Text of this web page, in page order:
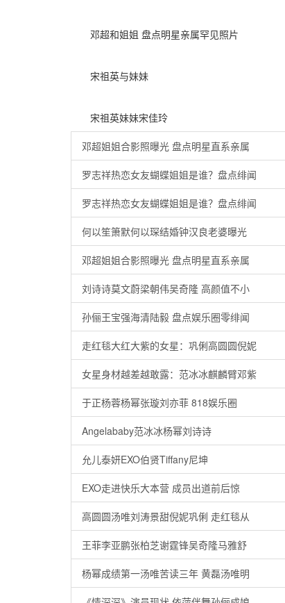
邓超和姐姐 盘点明星亲属罕见照片
宋祖英与妹妹
宋祖英妹妹宋佳玲
邓超姐姐合影照曝光 盘点明星直系亲属
罗志祥热恋女友蝴蝶姐姐是谁？盘点绯闻
罗志祥热恋女友蝴蝶姐姐是谁？盘点绯闻
何以笙箫默何以琛结婚钟汉良老婆曝光
邓超姐姐合影照曝光 盘点明星直系亲属
刘诗诗莫文蔚梁朝伟吴奇隆 高颜值不小
孙俪王宝强海清陆毅 盘点娱乐圈零绯闻
走红毯大红大紫的女星：巩俐高圆圆倪妮
女星身材越差越敢露：范冰冰麒麟臂邓紫
于正杨蓉杨幂张璇刘亦菲 818娱乐圈
Angelababy范冰冰杨幂刘诗诗
允儿泰妍EXO伯贤Tiffany尼坤
EXO走进快乐大本营 成员出道前后惊
高圆圆汤唯刘涛景甜倪妮巩俐 走红毯从
王菲李亚鹏张柏芝谢霆锋吴奇隆马雅舒
杨幂成绩第一汤唯苦读三年 黄磊汤唯明